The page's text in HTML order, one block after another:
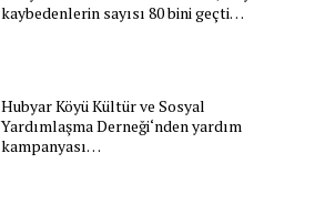
kaybedenlerin sayısı 80 bini geçti…
Hubyar Köyü Kültür ve Sosyal
Yardımlaşma Derneği‘nden yardım
kampanyası…